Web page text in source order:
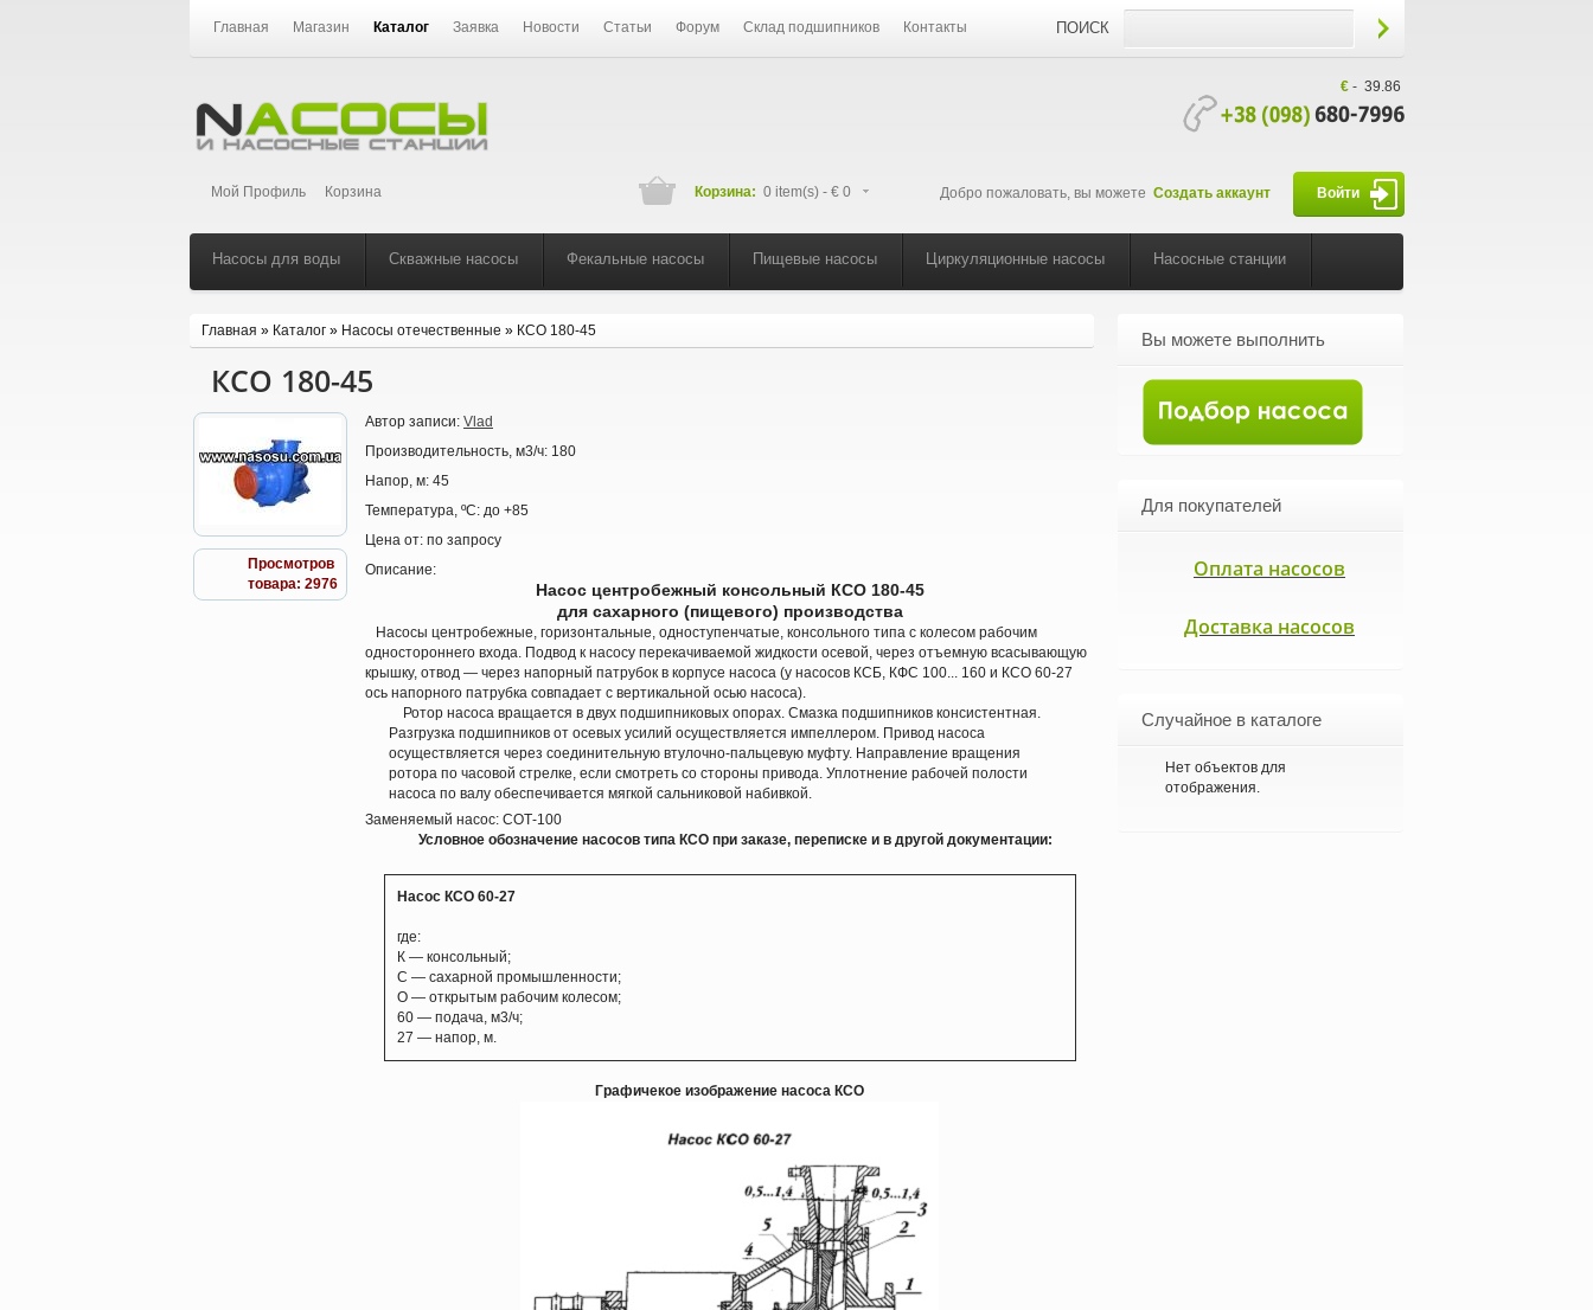
ПОИСК
Главная Магазин Каталог Заявка Новости Статьи Форум Склад подшипников Контакты
Мой Профиль Корзина
€- 39.86
Добро пожаловать, вы можете Создать аккаунт Войти
Корзина: 0 item(s) - € 0
Насосы для воды Скважные насосы Фекальные насосы Пищевые насосы Циркуляционные насосы Насосные станции
Вы можете выполнить
Для покупателей
Оплата насосов
Доставка насосов
Случайное в каталоге
Нет объектов для
отображения.
Главная » Каталог » Насосы отечественные » КСО 180-45
КСО 180-45
Просмотров
товара: 2976
Автор записи: Vlad
Производительность, м3/ч: 180
Напор, м: 45
Температура, ºС: до +85
Цена от: по запросу
Описание:
Насос центробежный консольный КСО 180-45
для сахарного (пищевого) производства
Насосы центробежные, горизонтальные, одноступенчатые, консольного типа с колесом рабочим
одностороннего входа. Подвод к насосу перекачиваемой жидкости осевой, через отъемную всасывающую
крышку, отвод — через напорный патрубок в корпусе насоса (у насосов КСБ, КФС 100... 160 и КСО 60-27
ось напорного патрубка совпадает с вертикальной осью насоса).
Ротор насоса вращается в двух подшипниковых опорах. Смазка подшипников консистентная.
Разгрузка подшипников от осевых усилий осуществляется импеллером. Привод насоса
осуществляется через соединительную втулочно-пальцевую муфту. Направление вращения
ротора по часовой стрелке, если смотреть со стороны привода. Уплотнение рабочей полости
насоса по валу обеспечивается мягкой сальниковой набивкой.
Заменяемый насос: СОТ-100
Условное обозначение насосов типа КСО при заказе, переписке и в другой документации:
Насос КСО 60-27
где:
К — консольный;
С — сахарной промышленности;
О — открытым рабочим колесом;
60 — подача, м3/ч;
27 — напор, м.
Графичекое изображение насоса КСО